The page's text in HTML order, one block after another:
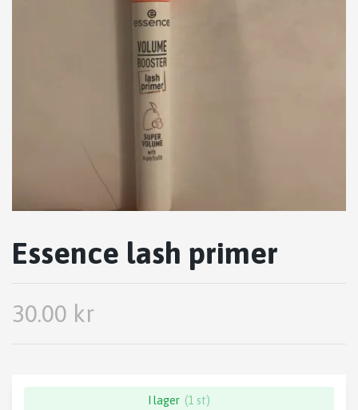
Essence lash primer
30.00 kr
I lager (1 st)